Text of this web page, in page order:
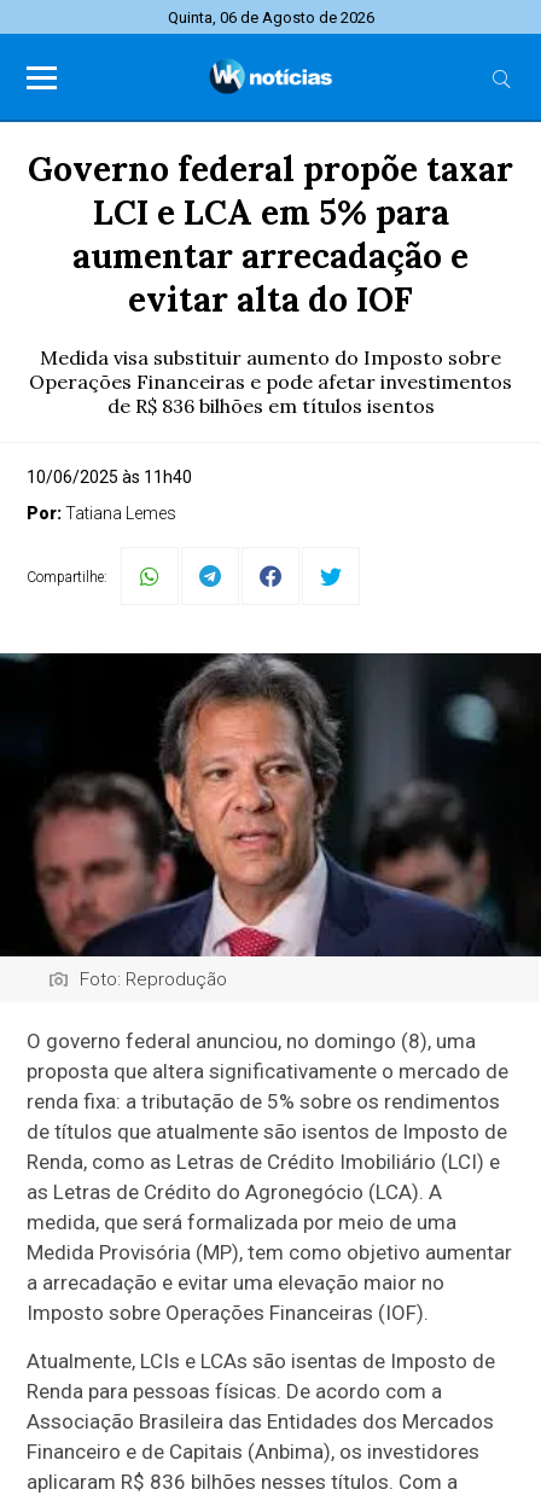
Quinta, 06 de Agosto de 2026
Governo federal propõe taxar
LCI e LCA em 5% para
aumentar arrecadação e
evitar alta do IOF
Medida visa substituir aumento do Imposto sobre
Operações Financeiras e pode afetar investimentos
de R$ 836 bilhões em títulos isentos
10/06/2025 às 11h40
Por:Tatiana Lemes
Compartilhe:
Foto: Reprodução
O governo federal anunciou, no domingo (8), uma
proposta que altera significativamente o mercado de
renda fixa: a tributação de 5% sobre os rendimentos
de títulos que atualmente são isentos de Imposto de
Renda, como as Letras de Crédito Imobiliário (LCI) e
as Letras de Crédito do Agronegócio (LCA). A
medida, que será formalizada por meio de uma
Medida Provisória (MP), tem como objetivo aumentar
a arrecadação e evitar uma elevação maior no
Imposto sobre Operações Financeiras (IOF).
Atualmente, LCIs e LCAs são isentas de Imposto de
Renda para pessoas físicas. De acordo com a
Associação Brasileira das Entidades dos Mercados
Financeiro e de Capitais (Anbima), os investidores
aplicaram R$ 836 bilhões nesses títulos. Com a